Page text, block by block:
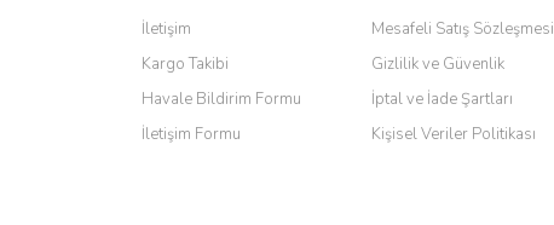
Ürün açıklamasında eksik bilgiler bulunuyor.
Ürün bilgilerinde hatalar bulunuyor.
Ürün fiyatı diğer sitelerden daha pahalı.
Bu ürüne benzer farklı alternatifler olmalı.
İletişim
Kargo Takibi
Havale Bildirim Formu
İletişim Formu
Mesafeli Satış Sözleşmesi
Gizlilik ve Güvenlik
İptal ve İade Şartları
Kişisel Veriler Politikası